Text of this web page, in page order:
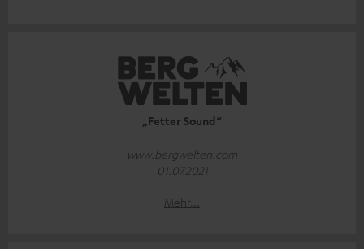
„Fetter Sound“
www.bergwelten.com
01.07.2021
Mehr...